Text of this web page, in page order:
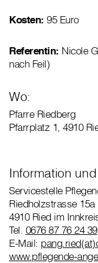
Kosten: 95 Euro
Referentin: Nicole
nach Feil)
Wo:
Pfarre Riedberg
Pfarrplatz 1, 4910
Information
Servicestelle
Riedholzstrasse 15a
4910 Ried im
Tel. 0676 87 76 24 39
E-Mail:
www.pflegende-